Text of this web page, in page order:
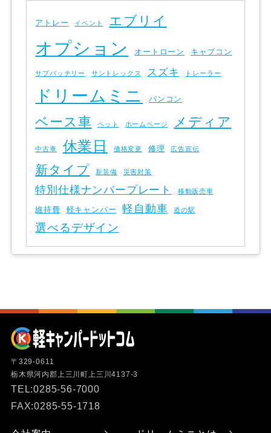
アトレー イベント エブリイ
オプション オートローン キャブコン
サブバッテリー サントレックス スズキ トレーラー
ドリームミニ バンコン
ベース車 ペット ホームページ メディア
中古車 休業日 価格変更 修理 広告宣伝
新タイプ 新装備 災害対策
特別仕様ナンバープレート 移動販売車
維持費 軽キャンパー 軽自動車 道の駅
選べるデザイン
〒329-0611
栃木県河内郡上三川町上三川4137-3
TEL:0285-56-7000
FAX:0285-55-1718